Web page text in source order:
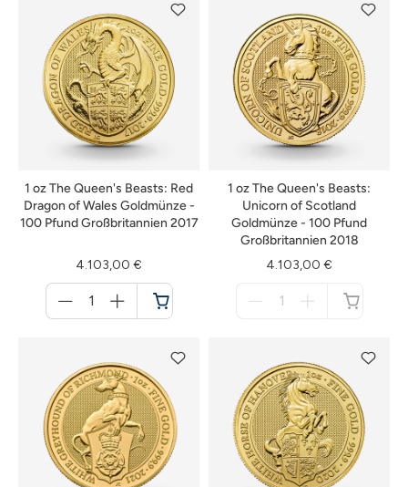
1 oz The Queen's Beasts: Red
Dragon of Wales Goldmünze -
100 Pfund Großbritannien 2017
4.103,00 €
für
Warenkorb
1 oz The Queen's Beasts:
Unicorn of Scotland
Goldmünze - 100 Pfund
Großbritannien 2018
4.103,00 €